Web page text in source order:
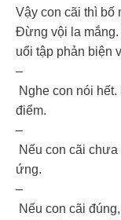
Vậy con cãi thì bố
Đừng vội la mắng.
uổi tập phản biện
–
Nghe con nói
điểm.
–
Nếu con cãi
ứng.
–
Nếu con cãi